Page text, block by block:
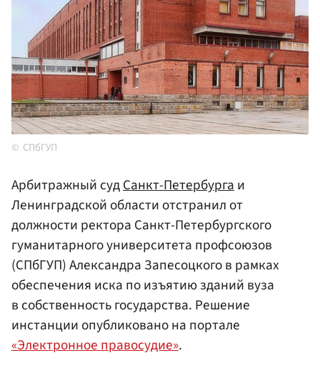
СПбГУП
Арбитражный судСанкт-Петербургаи
Ленинградской области отстранил от
должности ректора Санкт-Петербургского
гуманитарного университета профсоюзов
(СПбГУП) Александра Запесоцкого в рамках
обеспечения иска по изъятию зданий вуза
в собственность государства. Решение
инстанции опубликовано на портале
«Электронное правосудие».